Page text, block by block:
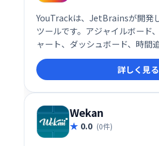
YouTrackは、JetBrainsが開発
ツールです。アジャイルボード
ャート、ダッシュボード、時間
タスクや課題の追跡、顧客対応
を効率化します。柔軟なワーク
ダウンや絵文字反応にも対応。
で利用でき、クラウドまたはス
能です。
詳しく見る
Wekan
0.0 (0件)